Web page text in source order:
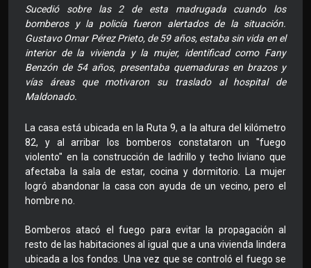
Sucedió sobre las 2 de esta madrugada cuando los
bomberos y la policía fueron alertados de la situación.
Gustavo Omar Pérez Prieto, de 59 años, estaba sin vida en el
interior de la vivienda y la mujer, identificad como Fany
Benzón de 54 años, presentaba quemaduras en brazos y
vías áreas que motivaron su traslado al hospital de
Maldonado.
La casa está ubicada en la Ruta 9, a la altura del kilómetro
82, y al arribar los bomberos constataron un "fuego
violento" en la construcción de ladrillo y techo liviano que
afectaba la sala de estar, cocina y dormitorio. La mujer
logró abandonar la casa con ayuda de un vecino, pero el
hombre no.
Bomberos atacó el fuego para evitar la propagación al
resto de las habitaciones al igual que a una vivienda lindera
ubicada a los fondos. Una vez que se controló el fuego se